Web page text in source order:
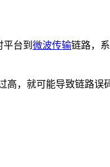
平台到 微波传输链路，
高，就可能导致链路误